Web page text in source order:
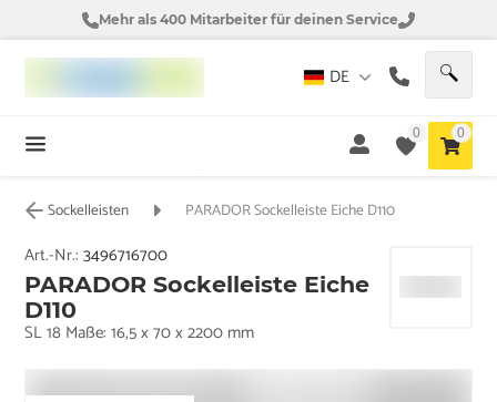
Mehr als 400 Mitarbeiter für deinen Service
DE
0 0
Sockelleisten PARADOR Sockelleiste Eiche D110
Art.-Nr.:3496716700
PARADOR Sockelleiste Eiche
D110
SL 18 Maße: 16,5 x 70 x 2200 mm